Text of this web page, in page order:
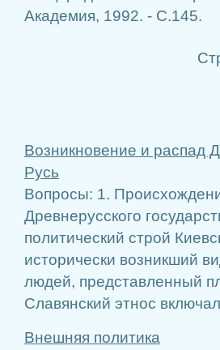
Академия, 1992. - С.145.
Возникновение и распад
Русь
Вопросы: 1.
Древнерусского
политический строй
исторически возникший
людей, представленный
Славянский этнос
Внешняя политика